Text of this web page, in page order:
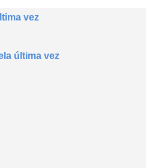
vez
última vez